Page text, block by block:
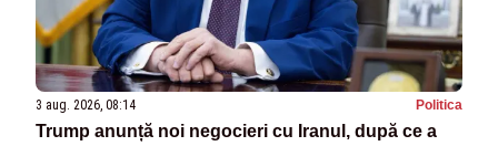
3 aug. 2026, 08:14 Politica
Trump anunță noi negocieri cu Iranul, după ce a